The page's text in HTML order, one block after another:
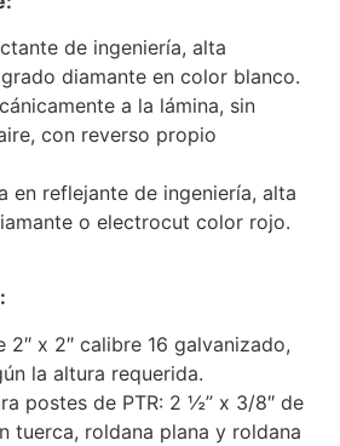
de ingeniería, alta
diamante en color blanco.
a la lámina, sin
con reverso propio
en reflejante de ingeniería, alta
o electrocut color rojo.
2″ x 2″ calibre 16 galvanizado,
la altura requerida.
postes de PTR: 2 ½” x 3/8″ de
tuerca, roldana plana y roldana